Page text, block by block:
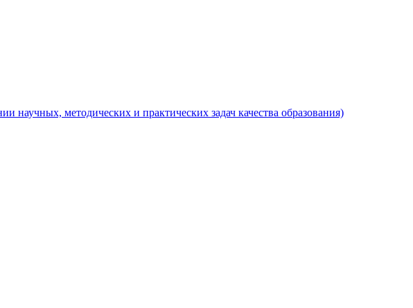
научных, методических и практических задач качества образования)